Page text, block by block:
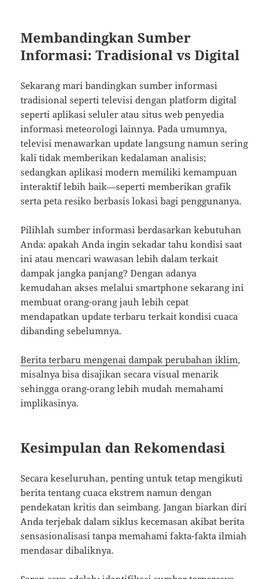
Membandingkan Sumber
Informasi: Tradisional vs Digital
Sekarang mari bandingkan sumber informasi
tradisional seperti televisi dengan platform digital
seperti aplikasi seluler atau situs web penyedia
informasi meteorologi lainnya. Pada umumnya,
televisi menawarkan update langsung namun sering
kali tidak memberikan kedalaman analisis;
sedangkan aplikasi modern memiliki kemampuan
interaktif lebih baik—seperti memberikan grafik
serta peta resiko berbasis lokasi bagi penggunanya.
Pilihlah sumber informasi berdasarkan kebutuhan
Anda: apakah Anda ingin sekadar tahu kondisi saat
ini atau mencari wawasan lebih dalam terkait
dampak jangka panjang? Dengan adanya
kemudahan akses melalui smartphone sekarang ini
membuat orang-orang jauh lebih cepat
mendapatkan update terbaru terkait kondisi cuaca
dibanding sebelumnya.
Berita terbaru mengenai dampak perubahan iklim,
misalnya bisa disajikan secara visual menarik
sehingga orang-orang lebih mudah memahami
implikasinya.
Kesimpulan dan Rekomendasi
Secara keseluruhan, penting untuk tetap mengikuti
berita tentang cuaca ekstrem namun dengan
pendekatan kritis dan seimbang. Jangan biarkan diri
Anda terjebak dalam siklus kecemasan akibat berita
sensasionalisasi tanpa memahami fakta-fakta ilmiah
mendasar dibaliknya.